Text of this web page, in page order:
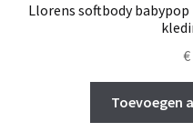
Llorens softbody
€
Toevoegen